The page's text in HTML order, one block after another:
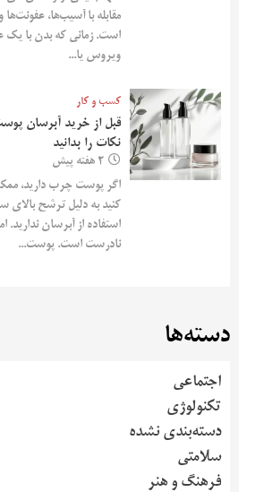
مقابله با آسیب‌ها، عفونت‌ها
است. زمانی که بدن با یک
ویروس یا...
کسب و کار
قبل از خرید آبرسان
نکات را بدانید
2 هفته پیش
اگر پوست چرب دارید،
کنید به دلیل ترشح بالای
استفاده از آبرسان ندارید.
نادرست است. پوست...
دسته‌ها
اجتماعی
تکنولوژی
دسته‌بندی نشده
سلامتی
فرهنگ و هنر